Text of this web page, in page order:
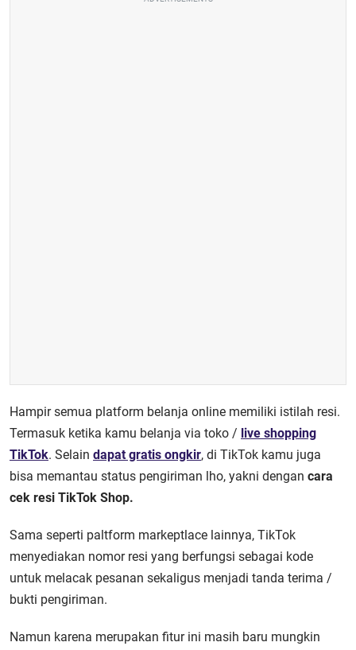
Hampir semua platform belanja online memiliki istilah resi.
Termasuk ketika kamu belanja via toko / live shopping
TikTok. Selain dapat gratis ongkir, di TikTok kamu juga
bisa memantau status pengiriman lho, yakni dengan cara
cek resi TikTok Shop.
Sama seperti paltform markeptlace lainnya, TikTok
menyediakan nomor resi yang berfungsi sebagai kode
untuk melacak pesanan sekaligus menjadi tanda terima /
bukti pengiriman.
Namun karena merupakan fitur ini masih baru mungkin